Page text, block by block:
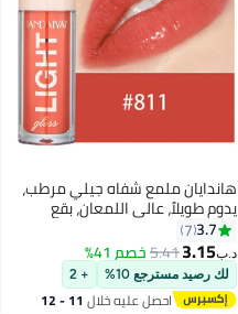
13
هاندايان ملمع شفاه جيلي مرطب،
يدوم طويلاً، عالي اللمعان، بقع
خفيفة، لامع للغاية، بلسم زيت ملون،
معالجة الشفاه، توهج زجاجي،
لمعان، مكياج، لون مشرق، رافع،
العناية بالشفاه للنساء والفتيات
3.7
7
د.ب‏3.15
5.41خصم 41%
لك رصيد مسترجع 10% + 2
احصل عليه خلال 11 - 12